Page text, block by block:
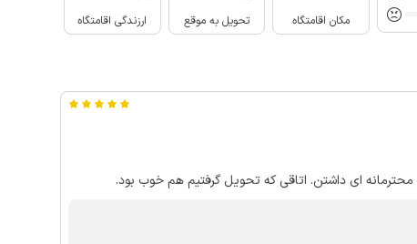
مکان اقامتگاه
تحویل به موقع
ارزندگی اقامتگاه
ای داشتن. اتاقی که تحویل گرفتیم هم خوب بود.